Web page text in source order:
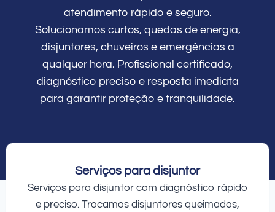
atendimento rápido e seguro.
Solucionamos curtos, quedas de energia,
disjuntores, chuveiros e emergências a
qualquer hora. Profissional certificado,
diagnóstico preciso e resposta imediata
para garantir proteção e tranquilidade.
Serviços para disjuntor
Serviços para disjuntor com diagnóstico rápido
e preciso. Trocamos disjuntores queimados,